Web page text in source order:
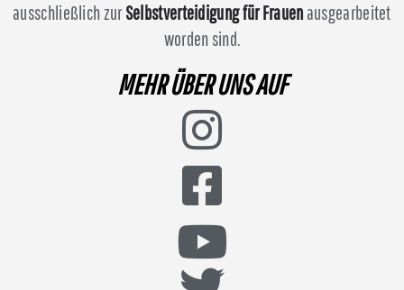
ausschließlich zurSelbstverteidigung für Frauen ausgearbeitet
worden sind.
MEHR ÜBER UNS AUF